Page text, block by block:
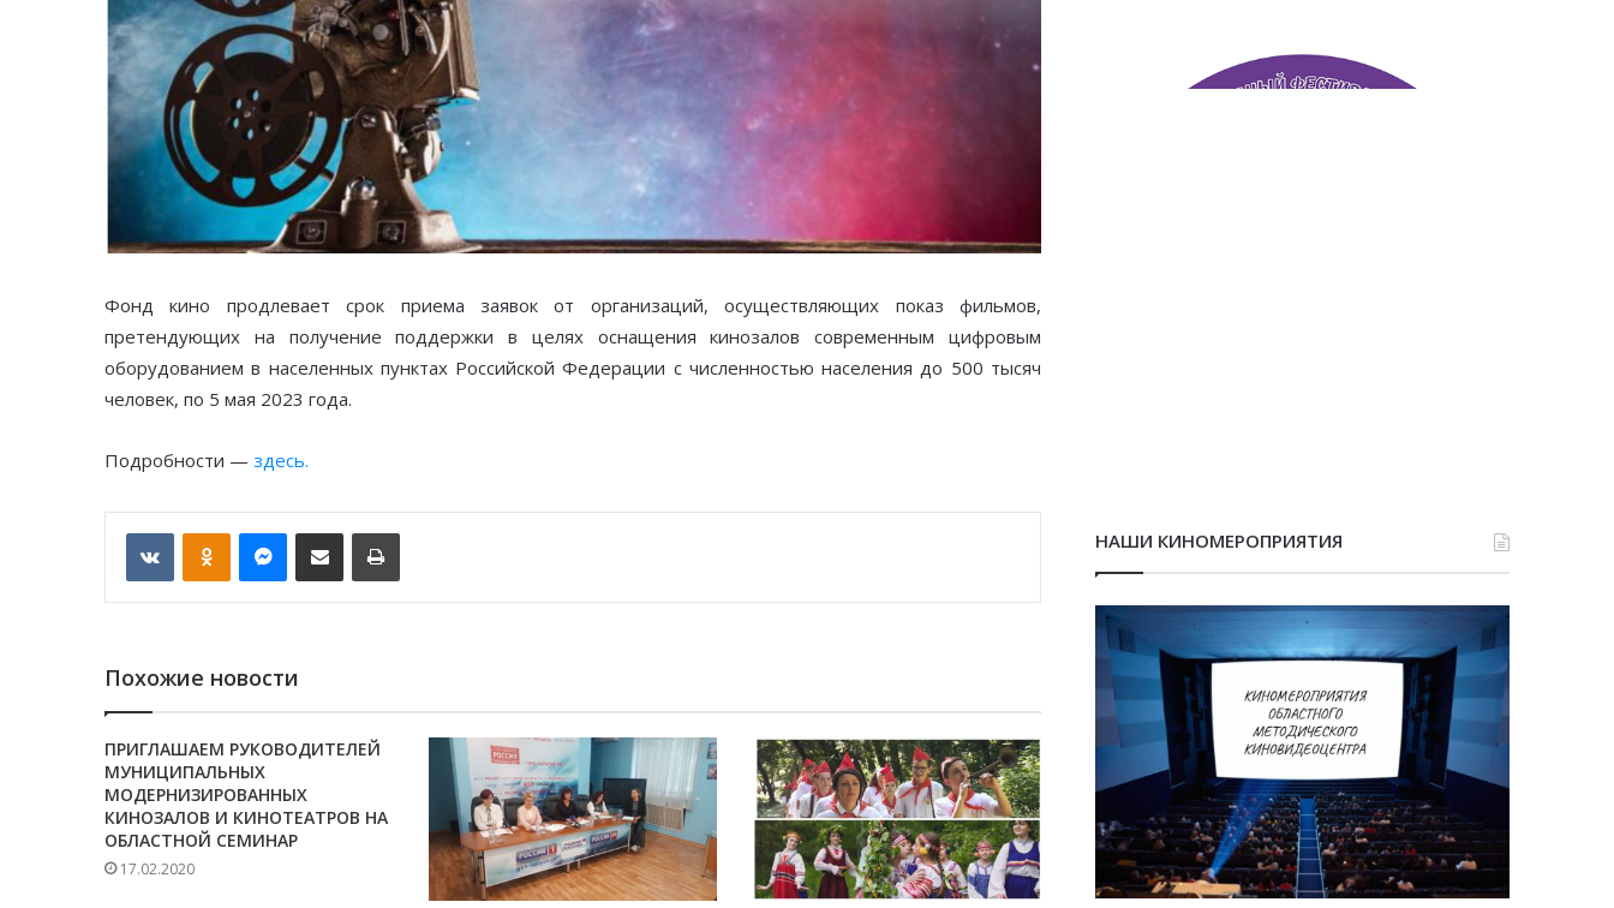
Фонд кино продлевает срок приема заявок от организаций, осуществляющих показ фильмов,
претендующих на получение поддержки в целях оснащения кинозалов современным цифровым
оборудованием в населенных пунктах Российской Федерации с численностью населения до 500 тысяч
человек, по 5 мая 2023 года.
Подробности — здесь.
VKontakte
Похожие новости
ПРИГЛАШАЕМ РУКОВОДИТЕЛЕЙ
МУНИЦИПАЛЬНЫХ
МОДЕРНИЗИРОВАННЫХ
КИНОЗАЛОВ И КИНОТЕАТРОВ НА
ОБЛАСТНОЙ СЕМИНАР
17.02.2020
НАШИ КИНОМЕРОПРИЯТИЯ